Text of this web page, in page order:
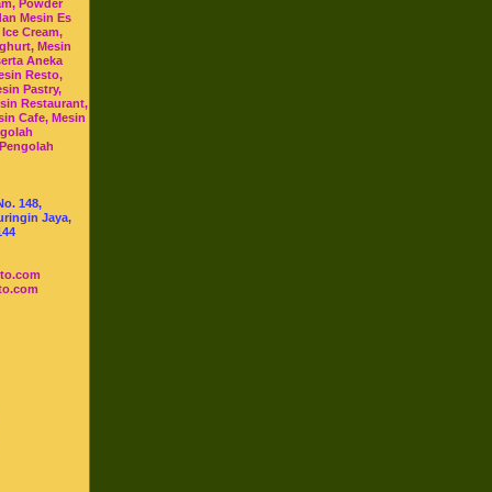
Powder
Mesin Es
Cream,
Mesin
Aneka
Resto,
Pastry,
Restaurant,
Cafe, Mesin
148,
Jaya,